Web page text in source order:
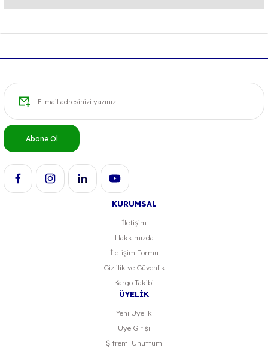
Ürün bilgilerinde hatalar bulunuyor.
Ürün fiyatı diğer sitelerden daha pahalı.
Gönder
Abone Ol
KURUMSAL
İletişim
Hakkımızda
İletişim Formu
Gizlilik ve Güvenlik
Kargo Takibi
ÜYELİK
Yeni Üyelik
Üye Girişi
Şifremi Unuttum